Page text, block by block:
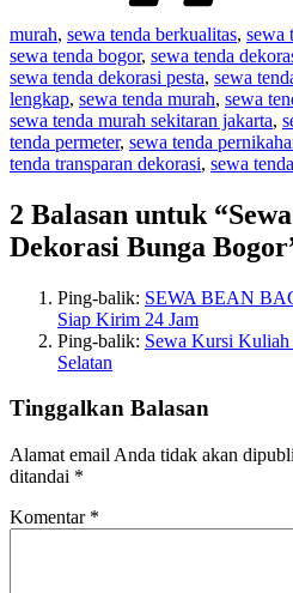
murah, sewa tenda berkualitas, sewa
sewa tenda bogor, sewa tenda
sewa tenda dekorasi pesta, sewa
lengkap, sewa tenda murah, sewa
sewa tenda murah sekitaran jakarta,
tenda permeter, sewa tenda
tenda transparan dekorasi, sewa
2 Balasan untuk
Dekorasi Bunga
Ping-balik: SEWA BEAN
Siap Kirim 24 Jam
Ping-balik: Sewa Kursi Kuliah
Selatan
Tinggalkan Balasan
Alamat email Anda tidak akan
ditandai *
Komentar *